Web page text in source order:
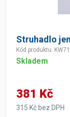
Struhadlo
Kód produktu:
Skladem
381 Kč
315 Kč bez DPH